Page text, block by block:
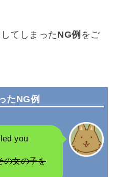
てしまったNG例 をご
たNG例
you
の女の子を